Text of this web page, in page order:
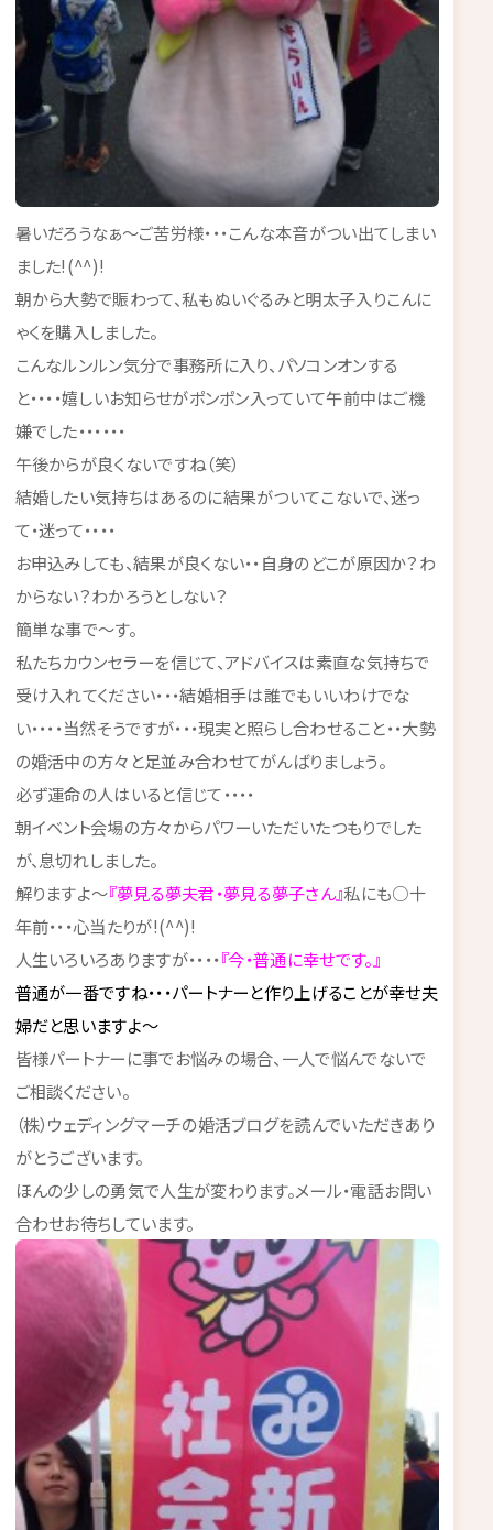
暑いだろうなぁ～ご苦労様・・・こんな本音がつい出てしまい
ました!(^^)!
朝から大勢で賑わって、私もぬいぐるみと明太子入りこんに
ゃくを購入しました。
こんなルンルン気分で事務所に入り、パソコンオンする
と・・・・嬉しいお知らせがポンポン入っていて午前中はご機
嫌でした・・・・・・
午後からが良くないですね（笑）
結婚したい気持ちはあるのに結果がついてこないで、迷っ
て・迷って・・・・
お申込みしても、結果が良くない・・自身のどこが原因か？わ
からない？わかろうとしない？
簡単な事で～す。
私たちカウンセラーを信じて、アドバイスは素直な気持ちで
受け入れてください・・・結婚相手は誰でもいいわけでな
い・・・・当然そうですが・・・現実と照らし合わせること・・大勢
の婚活中の方々と足並み合わせてがんばりましょう。
必ず運命の人はいると信じて・・・・
朝イベント会場の方々からパワーいただいたつもりでした
が、息切れしました。
解りますよ～『夢見る夢夫君・夢見る夢子さん』私にも○十
年前・・・心当たりが!(^^)!
人生いろいろありますが・・・・『今・普通に幸せです。』
普通が一番ですね・・・パートナーと作り上げることが幸せ夫
婦だと思いますよ～
皆様パートナーに事でお悩みの場合、一人で悩んでないで
ご相談ください。
（株）ウェディングマーチの婚活ブログを読んでいただきあり
がとうございます。
ほんの少しの勇気で人生が変わります。メール・電話お問い
合わせお待ちしています。